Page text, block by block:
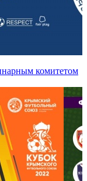
комитетом